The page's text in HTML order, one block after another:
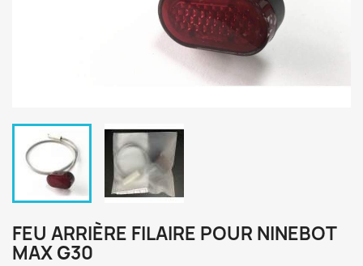
FEU ARRIÈRE FILAIRE POUR NINEBOT
MAX G30